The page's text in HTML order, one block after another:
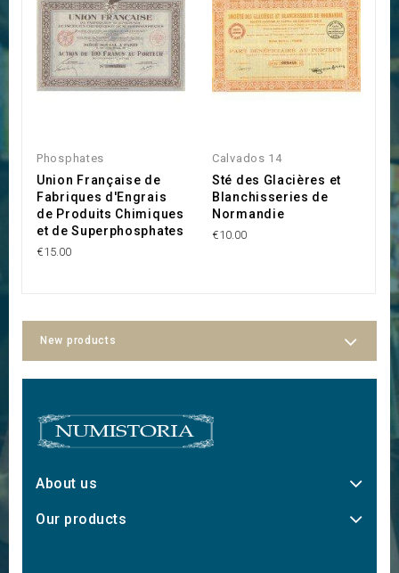
Phosphates
Union Française de
Fabriques d'Engrais
de Produits Chimiques
et de Superphosphates
€15.00
Calvados 14
Sté des Glacières et
Blanchisseries de
Normandie
€10.00
New products
About us
Our products